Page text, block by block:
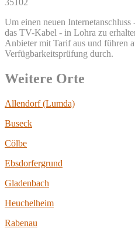
35102
Um einen neuen
das TV-Kabel - in Lohra zu
Anbieter mit Tarif aus und führen
Verfügbarkeitsprüfung durch.
Weitere Orte
Allendorf (Lumda)
Buseck
Cölbe
Ebsdorfergrund
Gladenbach
Heuchelheim
Rabenau